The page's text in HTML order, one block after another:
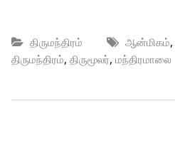
திருமந்திரம் ஆன்மிகம்,
திருமந்திரம், திருமூலர், மந்திரமாலை